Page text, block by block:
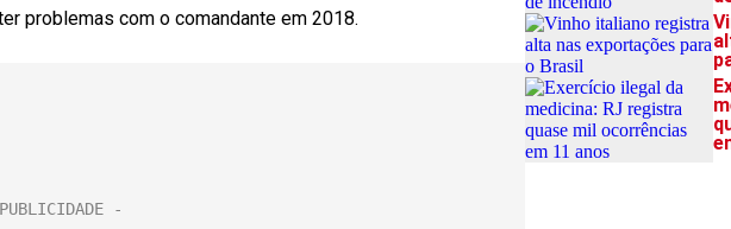
problemas com o comandante em 2018.